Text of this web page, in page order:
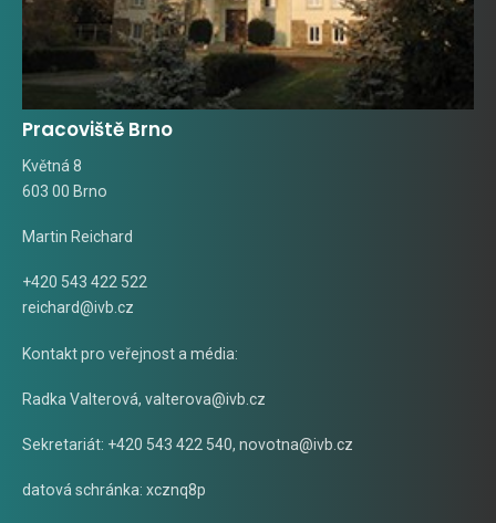
Pracoviště Brno
Květná 8
603 00 Brno
Martin Reichard
+420 543 422 522
reichard@ivb.cz
Kontakt pro veřejnost a média:
Radka Valterová, valterova@ivb.cz
Sekretariát: +420 543 422 540, novotna@ivb.cz
datová schránka: xcznq8p